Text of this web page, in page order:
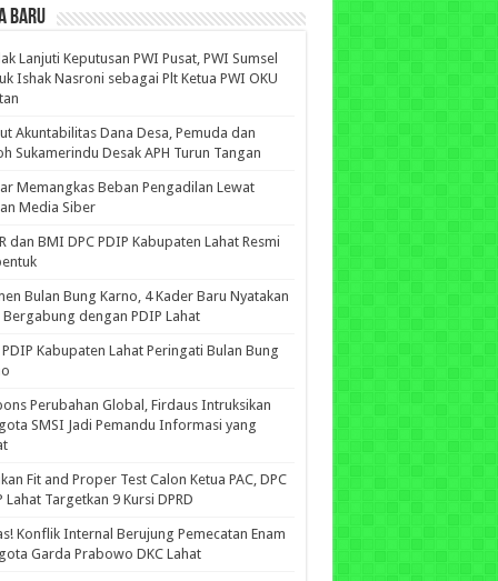
BARU
Lanjuti Keputusan PWI Pusat, PWI Sumsel
Ishak Nasroni sebagai Plt Ketua PWI OKU
Akuntabilitas Dana Desa, Pemuda dan
Sukamerindu Desak APH Turun Tangan
Memangkas Beban Pengadilan Lewat
Media Siber
dan BMI DPC PDIP Kabupaten Lahat Resmi
Bulan Bung Karno, 4 Kader Baru Nyatakan
Bergabung dengan PDIP Lahat
PDIP Kabupaten Lahat Peringati Bulan Bung
Perubahan Global, Firdaus Intruksikan
SMSI Jadi Pemandu Informasi yang
Fit and Proper Test Calon Ketua PAC, DPC
Lahat Targetkan 9 Kursi DPRD
Konflik Internal Berujung Pemecatan Enam
Garda Prabowo DKC Lahat